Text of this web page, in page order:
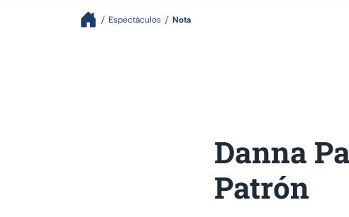
Espectáculos Nota
Danna
Patrón